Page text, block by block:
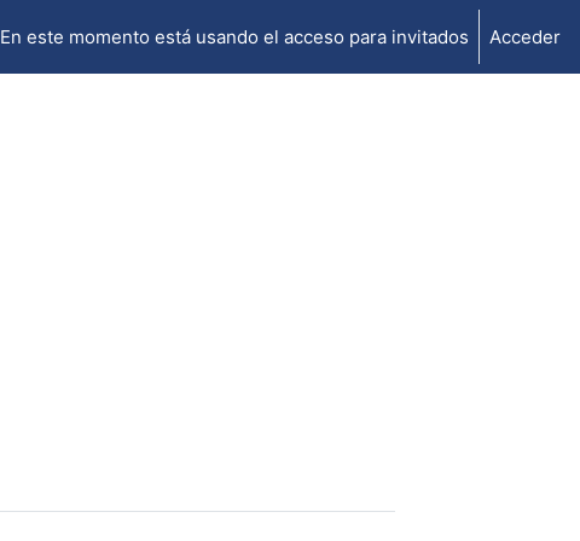
En este momento está usando el acceso para invitados Acceder